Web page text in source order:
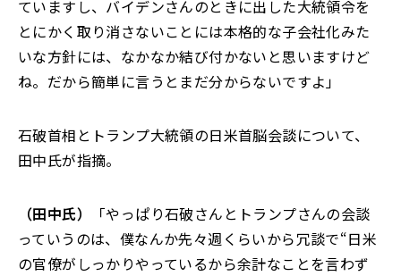
ていますし、バイデンさんのときに出した大統領令を
とにかく取り消さないことには本格的な子会社化みた
いな方針には、なかなか結び付かないと思いますけど
ね。だから簡単に言うとまだ分からないですよ」
石破首相とトランプ大統領の日米首脳会談について、
田中氏が指摘。
（田中氏）
「やっぱり石破さんとトランプさんの会談
っていうのは、僕なんか先々週くらいから冗談で“日米
の官僚がしっかりやっているから余計なことを言わず